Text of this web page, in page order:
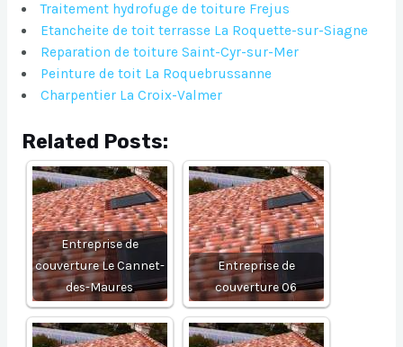
Traitement hydrofuge de toiture Frejus
Etancheite de toit terrasse La Roquette-sur-Siagne
Reparation de toiture Saint-Cyr-sur-Mer
Peinture de toit La Roquebrussanne
Charpentier La Croix-Valmer
Related Posts:
Entreprise de
couverture Le Cannet-
des-Maures
Entreprise de
couverture 06